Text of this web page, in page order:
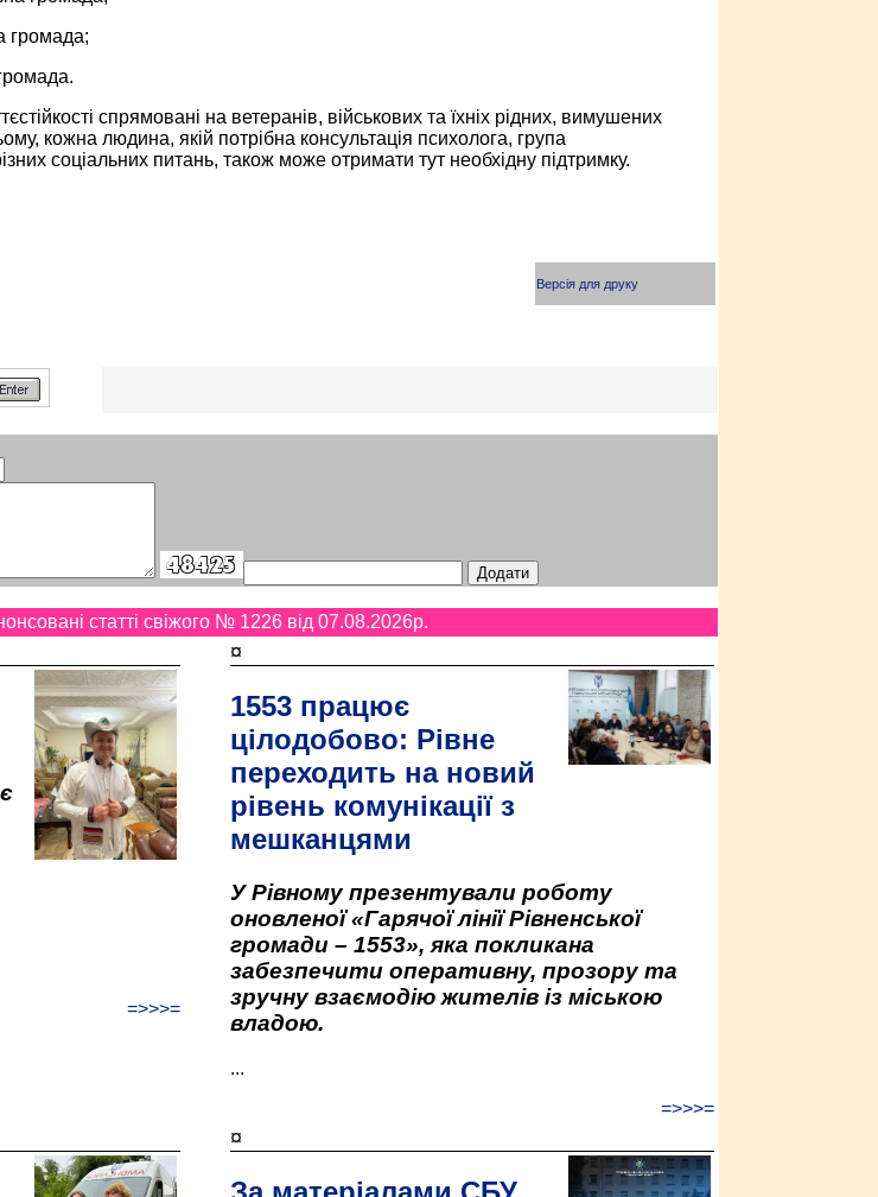
громада;
спрямовані на ветеранів, військових та їхніх рідних, вимушених
кожна людина, якій потрібна консультація психолога, група
соціальних питань, також може отримати тут необхідну підтримку.
Версія для друку
статті свіжого № 1226 від 07.08.2026p.
=>>>=
¤
1553 працює
цілодобово: Рівне
переходить на новий
рівень комунікації з
мешканцями
У Рівному презентували роботу
оновленої «Гарячої лінії Рівненської
громади – 1553», яка покликана
забезпечити оперативну, прозору та
зручну взаємодію жителів із міською
владою.
...
=>>>=
¤